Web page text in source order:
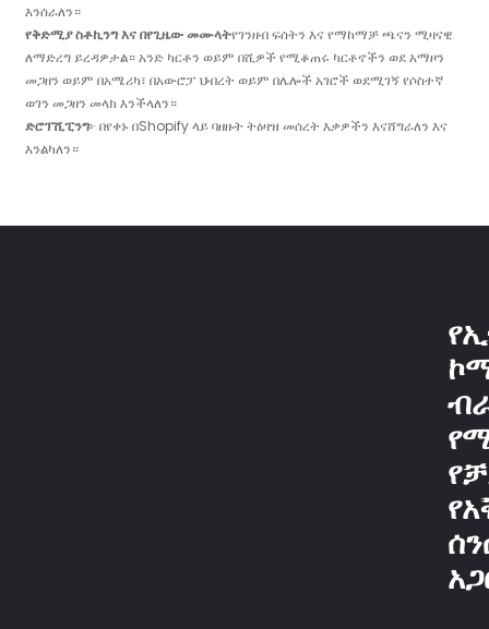
እንሰራለን።
የቅድሚያ ስቶኪንግ እና በየጊዜው መሙላትየገንዘብ ፍሰትን እና የማከማቻ ጫናን ሚዛናዊ
ለማድረግ ይረዳዎታል። አንድ ካርቶን ወይም በሺዎች የሚቆጠሩ ካርቶኖችን ወደ አማዞን
መጋዘን ወይም በአሜሪካ፣ በአውሮፓ ህብረት ወይም በሌሎች አገሮች ወደሚገኝ የሶስተኛ
ወገን መጋዘን መላክ እንችላለን።
ድሮፕሺፒንግ፦ በየቀኑ በShopify ላይ ባዘዙት ትዕዛዝ መሰረት እቃዎችን እናሸግራለን እና
እንልካለን።